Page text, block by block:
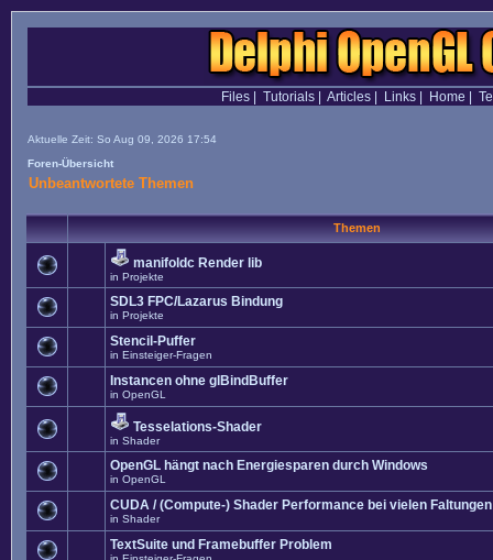
Files| Tutorials| Articles| Links| Home
Aktuelle Zeit: So Aug 09, 2026 17:54
Foren-Übersicht
Unbeantwortete Themen
Themen
manifoldc Render lib
in Projekte
SDL3 FPC/Lazarus Bindung
in Projekte
Stencil-Puffer
in Einsteiger-Fragen
Instancen ohne glBindBuffer
in OpenGL
Tesselations-Shader
in Shader
OpenGL hängt nach Energiesparen durch Windows
in OpenGL
CUDA / (Compute-) Shader Performance bei vielen Faltungen
in Shader
TextSuite und Framebuffer Problem